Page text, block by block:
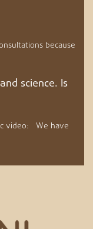
because
science. Is
video: We have